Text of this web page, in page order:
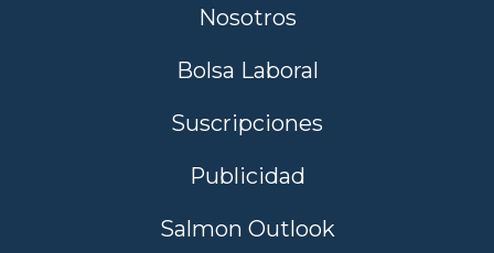
Nosotros
Bolsa Laboral
Suscripciones
Publicidad
Salmon Outlook